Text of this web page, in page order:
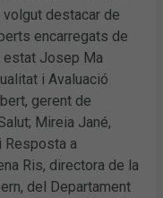
volgut destacar de
encarregats de
estat Josep Ma
i Avaluació
gerent de
Mireia Jané,
Resposta a
Ris, directora de la
del Departament